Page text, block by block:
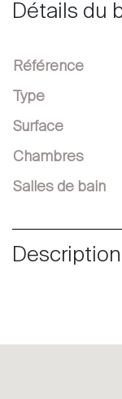
Détails du
Référence
Type
Surface
Chambres
Salles de bain
Description